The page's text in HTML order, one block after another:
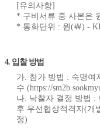
[유의사항]
* 구비서류 중 사본은
* 통화단위 : 원(￦) -
4. 입찰 방법
가. 참가 방법 : 숙명여
수 (https://
나. 낙찰자 결정 방법 :
후 우선협상적격자(개
정)